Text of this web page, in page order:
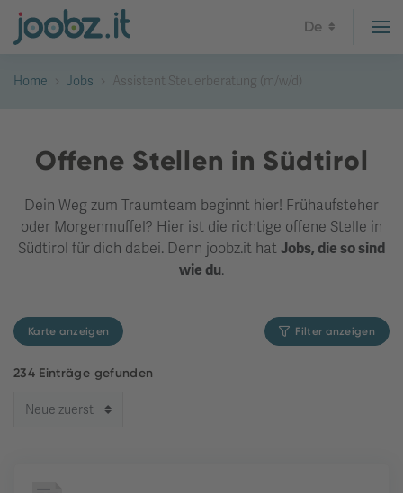
De
Home Jobs Assistent Steuerberatung (m/w/d)
Offene Stellen in Südtirol
Dein Weg zum Traumteam beginnt hier! Frühaufsteher
oder Morgenmuffel? Hier ist die richtige offene Stelle in
Südtirol für dich dabei. Denn joobz.it hat Jobs, die so sind
wie du.
Karte anzeigen Filter anzeigen
234 Einträge gefunden